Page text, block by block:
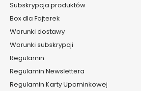
i
o
c
y
s
z
Subskrypcja produktów
Box dla Fajterek
Warunki dostawy
Warunki subskrypcji
Regulamin
Regulamin Newslettera
Regulamin Karty Upominkowej